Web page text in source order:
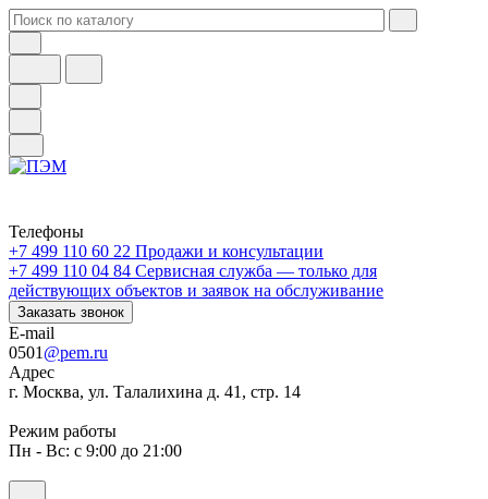
Телефоны
+7 499 110 60 22 Продажи и консультации
+7 499 110 04 84 Сервисная служба — только для
действующих объектов и заявок на обслуживание
Заказать звонок
E-mail
0501 @pem.ru
Адрес
г. Москва, ул. Талалихина д. 41, стр. 14
Режим работы
Пн - Вс: с 9:00 до 21:00